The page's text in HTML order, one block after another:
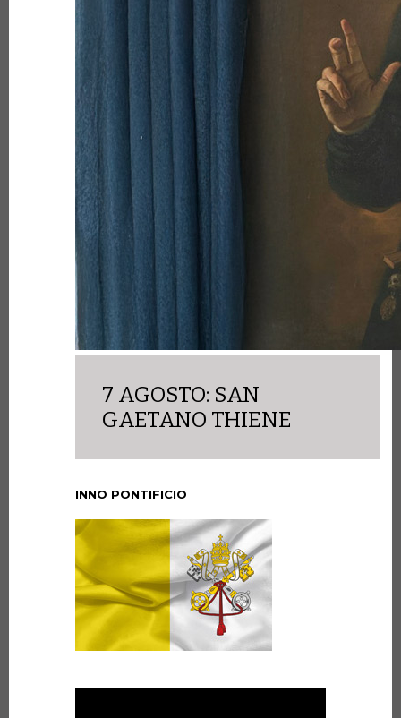
7 AGOSTO: SAN
GAETANO THIENE
INNO PONTIFICIO